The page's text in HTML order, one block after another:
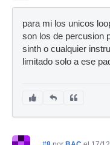
para mi los unicos
son los de percusion
sinth o cualquier
limitado solo a ese